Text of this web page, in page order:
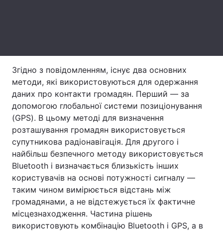
Згідно з повідомленням, існує два основних
методи, які використовуються для одержання
даних про контакти громадян. Перший — за
допомогою глобальної системи позиціонування
(GPS). В цьому методі для визначення
розташування громадян використовується
супутникова радіонавігація. Для другого і
найбільш безпечного методу використовується
Bluetooth і визначається близькість інших
користувачів на основі потужності сигналу —
таким чином вимірюється відстань між
громадянами, а не відстежується їх фактичне
місцезнаходження. Частина рішень
використовують комбінацію Bluetooth і GPS, а в